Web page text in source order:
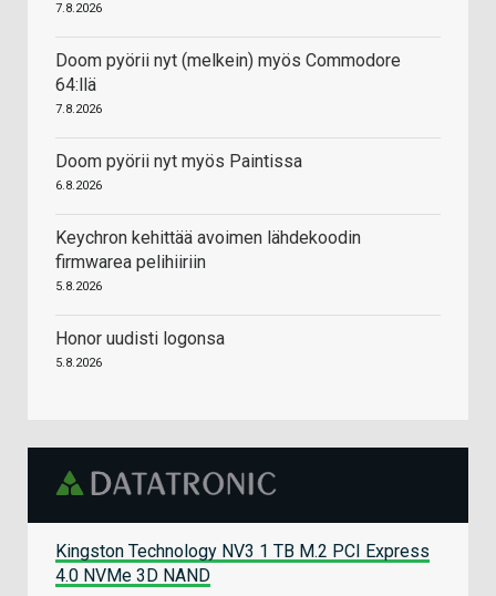
7.8.2026
Doom pyörii nyt (melkein) myös Commodore
64:llä
7.8.2026
Doom pyörii nyt myös Paintissa
6.8.2026
Keychron kehittää avoimen lähdekoodin
firmwarea pelihiiriin
5.8.2026
Honor uudisti logonsa
5.8.2026
Kingston Technology NV3 1 TB M.2 PCI Express
4.0 NVMe 3D NAND